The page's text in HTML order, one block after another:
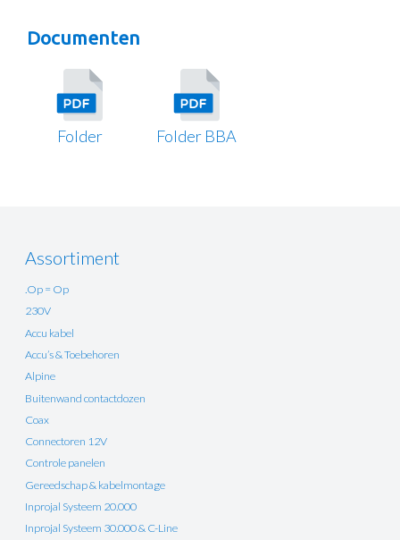
Documenten
Folder Folder BBA
Assortiment
.Op = Op
230V
Accu kabel
Accu’s & Toebehoren
Alpine
Buitenwand contactdozen
Coax
Connectoren 12V
Controle panelen
Gereedschap & kabelmontage
Inprojal Systeem 20.000
Inprojal Systeem 30.000 & C-Line